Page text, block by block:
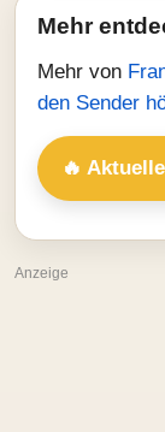
Mehr
Mehr von
den Sender
🔥
Anzeige